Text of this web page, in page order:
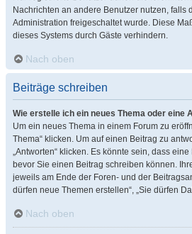
Nachrichten an andere Benutzer nutzen, falls
Administration freigeschaltet wurde. Diese
dieses Systems durch Gäste verhindern.
Nach oben
Beiträge schreiben
Wie erstelle ich ein neues Thema oder eine
Um ein neues Thema in einem Forum zu
Thema“ klicken. Um auf einen Beitrag zu
„Antworten“ klicken. Es könnte sein, dass
bevor Sie einen Beitrag schreiben können.
jeweils am Ende der Foren- und der
dürfen neue Themen erstellen“, „Sie dürfen
Nach oben